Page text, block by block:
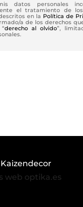
datos personales
el tratamiento de
en la Política de
a de los derechos
“derecho al olvido”,
web optika.es